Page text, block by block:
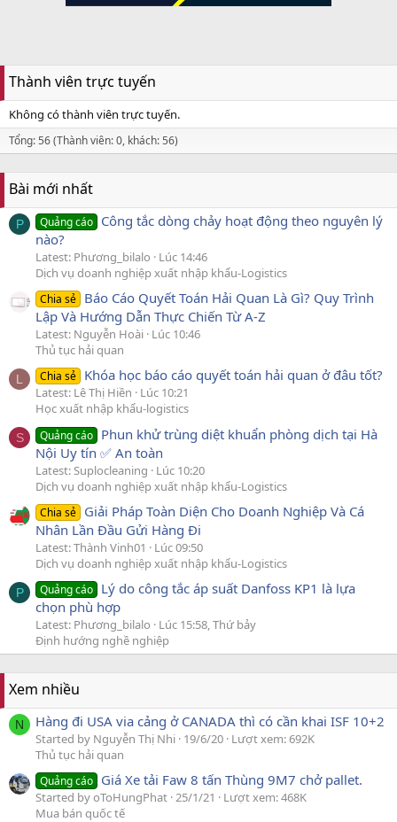
Thành viên trực tuyến
Không có thành viên trực tuyến.
Tổng: 56 (Thành viên: 0, khách: 56)
Bài mới nhất
P Quảng cáo Công tắc dòng chảy hoạt động theo nguyên lý
nào?
Latest: Phương_bilalo
Lúc 14:46
Dịch vụ doanh nghiệp xuất nhập khẩu-Logistics
Chia sẻ Báo Cáo Quyết Toán Hải Quan Là Gì? Quy Trình
Lập Và Hướng Dẫn Thực Chiến Từ A-Z
Latest: Nguyễn Hoài Lúc 10:46
Thủ tục hải quan
L Chia sẻ Khóa học báo cáo quyết toán hải quan ở đâu tốt?
Latest: Lê Thị Hiền
Lúc 10:21
Học xuất nhập khẩu-logistics
S Quảng cáo Phun khử trùng diệt khuẩn phòng dịch tại Hà
Nội Uy tín ✅ An toàn
Latest: Suplocleaning
Lúc 10:20
Dịch vụ doanh nghiệp xuất nhập khẩu-Logistics
Chia sẻ Giải Pháp Toàn Diện Cho Doanh Nghiệp Và Cá
Nhân Lần Đầu Gửi Hàng Đi
Latest: Thành Vinh01
Lúc 09:50
Dịch vụ doanh nghiệp xuất nhập khẩu-Logistics
P Quảng cáo Lý do công tắc áp suất Danfoss KP1 là lựa
chọn phù hợp
Latest: Phương_bilalo
Lúc 15:58, Thứ bảy
Định hướng nghề nghiệp
Xem nhiều
N Hàng đi USA via cảng ở CANADA thì có cần khai ISF 10+2
Started by Nguyễn Thị Nhi 19/6/20 Lượt xem: 692K
Thủ tục hải quan
Quảng cáo Giá Xe tải Faw 8 tấn Thùng 9M7 chở pallet.
Started by oToHungPhat 25/1/21
Lượt xem: 468K
Mua bán quốc tế